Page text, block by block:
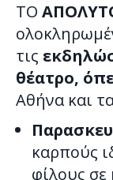
ΤΟ
τις
θέατρο,
Αθήνα και
καρπούς
φίλους σε